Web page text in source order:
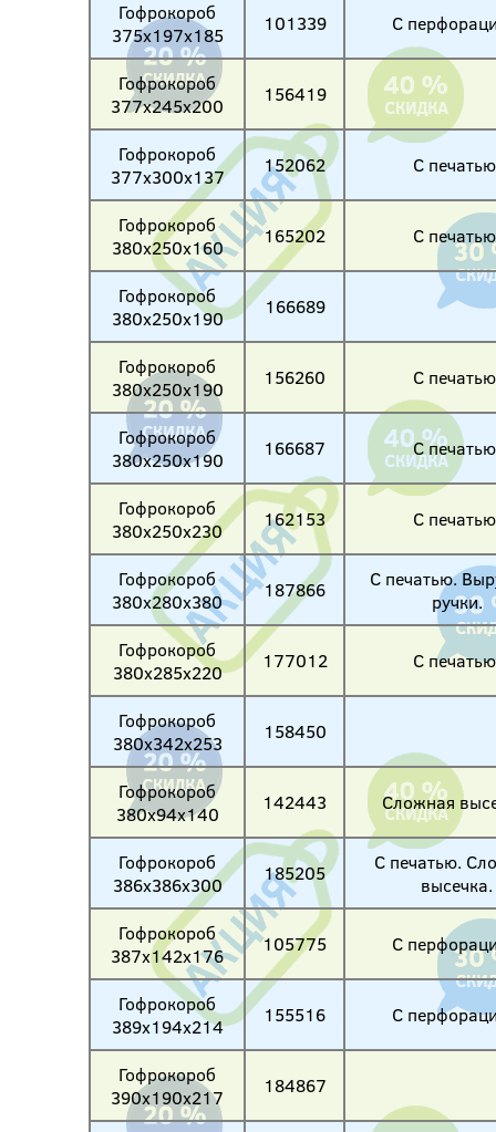
Гофрокороб
375х197х185
101339 С
Гофрокороб
377х245х200
156419
Гофрокороб
377х300х137
152062 С
Гофрокороб
380х250х160
165202 С
Гофрокороб
380х250х190
166689
Гофрокороб
380х250х190
156260 С
Гофрокороб
380х250х190
166687 С
Гофрокороб
380х250х230
162153 С
Гофрокороб
380х280х380
187866
С печатью.
ручки.
Гофрокороб
380х285х220
177012 С
Гофрокороб
380х342х253
158450
Гофрокороб
380х94х140
142443 Сложная
Гофрокороб
386х386х300
185205
С печатью.
высечка.
Гофрокороб
387х142х176
105775 С
Гофрокороб
389х194х214
155516 С
Гофрокороб
390х190х217
184867